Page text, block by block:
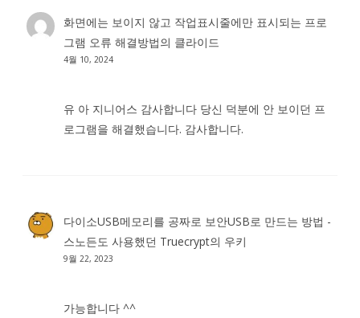
화면에는 보이지 않고 작업표시줄에만 표시되는 프로
그램 오류 해결방법의 클라이드
4월 10, 2024
유 아 지니어스 감사합니다 당신 덕분에 안 보이던 프
로그램을 해결했습니다. 감사합니다.
다이소USB메모리를 공짜로 보안USB로 만드는 방법 -
스노든도 사용했던 Truecrypt의 우키
9월 22, 2023
가능합니다 ^^